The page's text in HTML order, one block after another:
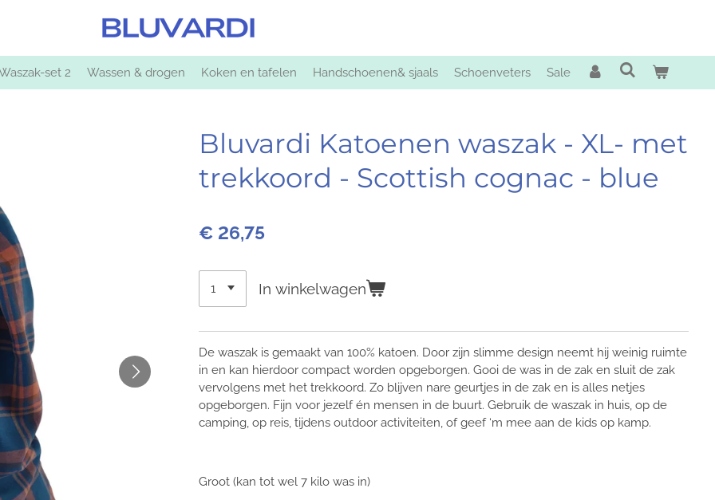
set 2 Wassen & drogen Koken en tafelen Handschoenen& sjaals Schoenveters Sale
Bluvardi Katoenen waszak - XL- met
trekkoord - Scottish cognac - blue
€ 26,75
In winkelwagen
De waszak is gemaakt van 100% katoen. Door zijn slimme design neemt hij weinig ruimte
in en kan hierdoor compact worden opgeborgen. Gooi de was in de zak en sluit de zak
vervolgens met het trekkoord. Zo blijven nare geurtjes in de zak en is alles netjes
opgeborgen. Fijn voor jezelf én mensen in de buurt. Gebruik de waszak in huis, op de
camping, op reis, tijdens outdoor activiteiten, of geef ‘m mee aan de kids op kamp.
Groot (kan tot wel 7 kilo was in)